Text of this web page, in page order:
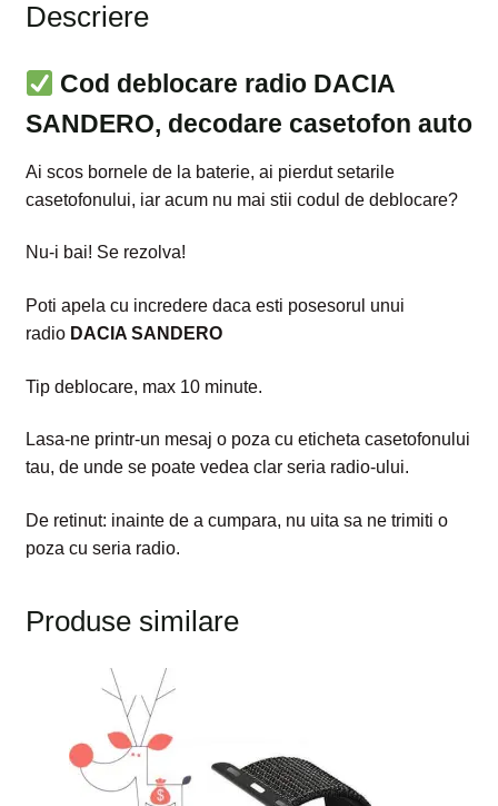
Descriere
Cod deblocare radio DACIA
SANDERO, decodare casetofon auto
Ai scos bornele de la baterie, ai pierdut setarile
casetofonului, iar acum nu mai stii codul de deblocare?
Nu-i bai! Se rezolva!
Poti apela cu incredere daca esti posesorul unui
radio DAC IA SANDERO
Tip deblocare, max 10 minute.
Lasa-ne printr-un mesaj o poza cu eticheta casetofonului
tau, de unde se poate vedea clar seria radio-ului.
De retinut: inainte de a cumpara, nu uita sa ne trimiti o
poza cu seria radio.
Produse similare